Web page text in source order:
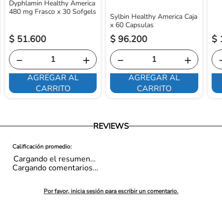
Dyphlamin Healthy America
480 mg Frasco x 30 Sofgels
$ 51.600
＋
－
AGREGAR AL
CARRITO
Sylbin Healthy America Caja
x 60 Capsulas
$ 96.200
＋
－
AGREGAR AL
CARRITO
$
REVIEWS
Cargando el resumen…
Por favor, inicia sesión para escribir un comentario.
Cargando comentarios…